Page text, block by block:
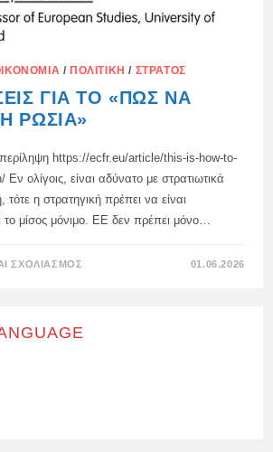
/ ΠΟΛΙΤΙΚΉ / ΣΤΡΑΤΌΣ
ΓΙΑ ΤΟ «ΠΏΣ ΝΑ
ΡΩΣΊΑ»
https://ecfr.eu/article/this-is-how-to-
ολίγοις, είναι αδύνατο με στρατιωτικά
τότε η στρατηγική πρέπει να είναι
μίσος μόνιμο. ΕΕ δεν πρέπει μόνο…
ΣΧΟΛΙΑΣΜΌΣ
ΝΙΚΉΣΕΙΣ
01.06.2026